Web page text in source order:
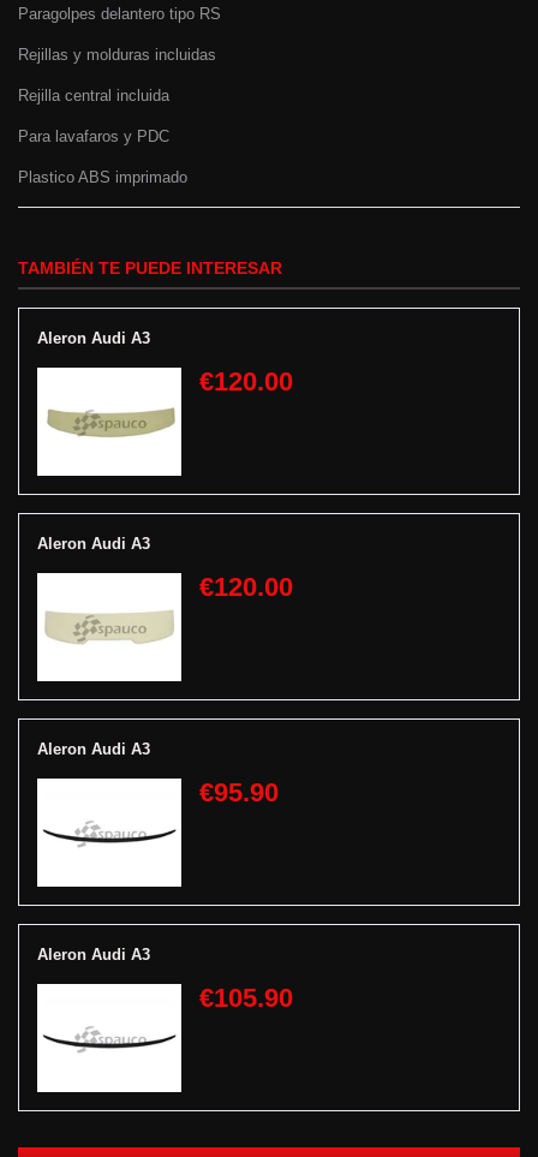
Paragolpes delantero tipo RS
Rejillas y molduras incluidas
Rejilla central incluida
Para lavafaros y PDC
Plastico ABS imprimado
TAMBIÉN TE PUEDE INTERESAR
Aleron Audi A3
€120.00
Aleron Audi A3
€120.00
Aleron Audi A3
€95.90
Aleron Audi A3
€105.90